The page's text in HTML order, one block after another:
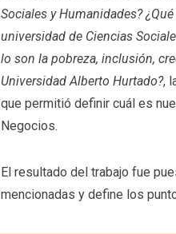
Sociales y Humanidades?
universidad de Ciencias
lo son la pobreza, inclusión,
Universidad Alberto Hurtado?,
que permitió definir cuál es
Negocios.
El resultado del trabajo fue
mencionadas y define los